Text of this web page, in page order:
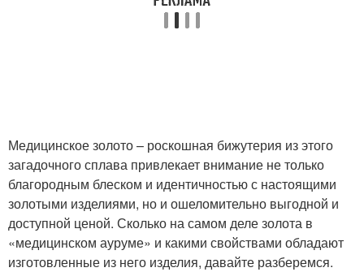
Медицинское золото – роскошная бижутерия из этого
загадочного сплава привлекает внимание не только
благородным блеском и идентичностью с настоящими
золотыми изделиями, но и ошеломительно выгодной и
доступной ценой. Сколько на самом деле золота в
«медицинском ауруме» и какими свойствами обладают
изготовленные из него изделия, давайте разберемся.